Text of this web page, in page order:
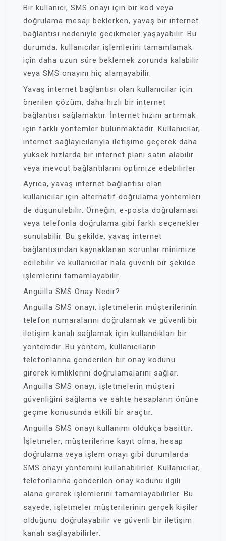
Bir kullanıcı, SMS onayı için bir kod veya
doğrulama mesajı beklerken, yavaş bir internet
bağlantısı nedeniyle gecikmeler yaşayabilir. Bu
durumda, kullanıcılar işlemlerini tamamlamak
için daha uzun süre beklemek zorunda kalabilir
veya SMS onayını hiç alamayabilir.
Yavaş internet bağlantısı olan kullanıcılar için
önerilen çözüm, daha hızlı bir internet
bağlantısı sağlamaktır. İnternet hızını artırmak
için farklı yöntemler bulunmaktadır. Kullanıcılar,
internet sağlayıcılarıyla iletişime geçerek daha
yüksek hızlarda bir internet planı satın alabilir
veya mevcut bağlantılarını optimize edebilirler.
Ayrıca, yavaş internet bağlantısı olan
kullanıcılar için alternatif doğrulama yöntemleri
de düşünülebilir. Örneğin, e-posta doğrulaması
veya telefonla doğrulama gibi farklı seçenekler
sunulabilir. Bu şekilde, yavaş internet
bağlantısından kaynaklanan sorunlar minimize
edilebilir ve kullanıcılar hala güvenli bir şekilde
işlemlerini tamamlayabilir.
Anguilla SMS Onay Nedir?
Anguilla SMS onayı, işletmelerin müşterilerinin
telefon numaralarını doğrulamak ve güvenli bir
iletişim kanalı sağlamak için kullandıkları bir
yöntemdir. Bu yöntem, kullanıcıların
telefonlarına gönderilen bir onay kodunu
girerek kimliklerini doğrulamalarını sağlar.
Anguilla SMS onayı, işletmelerin müşteri
güvenliğini sağlama ve sahte hesapların önüne
geçme konusunda etkili bir araçtır.
Anguilla SMS onayı kullanımı oldukça basittir.
İşletmeler, müşterilerine kayıt olma, hesap
doğrulama veya işlem onayı gibi durumlarda
SMS onayı yöntemini kullanabilirler. Kullanıcılar,
telefonlarına gönderilen onay kodunu ilgili
alana girerek işlemlerini tamamlayabilirler. Bu
sayede, işletmeler müşterilerinin gerçek kişiler
olduğunu doğrulayabilir ve güvenli bir iletişim
kanalı sağlayabilirler.